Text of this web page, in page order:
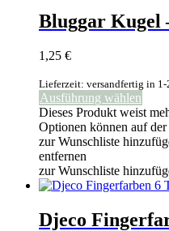
Bluggar Kugel
1,25 €
Lieferzeit: versandfertig in 1-
Ausführung wählen
Dieses Produkt weist
Optionen können auf
zur Wunschliste
entfernen
zur Wunschliste
Djeco